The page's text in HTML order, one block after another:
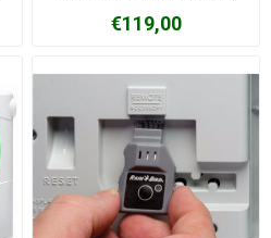
€119,00